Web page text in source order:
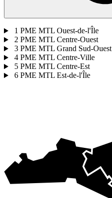
1 PME MTL Ouest-de-l'Île
2 PME MTL Centre-Ouest
3 PME MTL Grand Sud-Ouest
4 PME MTL Centre-Ville
5 PME MTL Centre-Est
6 PME MTL Est-de-l'Île